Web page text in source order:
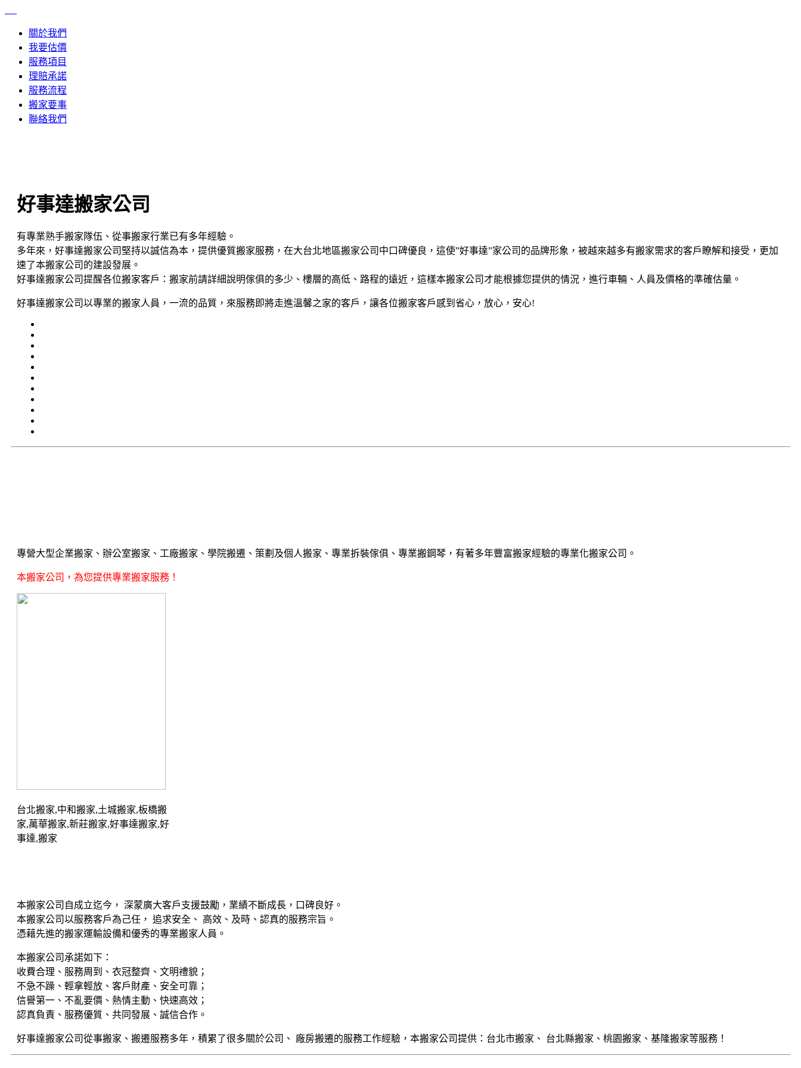
關於我們
我要估價
服務項目
理賠承諾
服務流程
搬家要事
聯絡我們
好事達搬家公司
有專業熟手搬家隊伍、從事搬家行業已有多年經驗。
多年來，好事達搬家公司堅持以誠信為本，提供優質搬家服務，在大台北地區搬家公司中口碑優良，這使”好事達”家公司的品牌形象，被越來越多有搬家需求的客戶瞭解和接受，更加
速了本搬家公司的建設發展。
好事達搬家公司提醒各位搬家客戶：搬家前請詳細說明傢俱的多少、樓層的高低、路程的遠近，這樣本搬家公司才能根據您提供的情況，進行車輛、人員及價格的準確估量。
好事達搬家公司以專業的搬家人員，一流的品質，來服務即將走進溫馨之家的客戶，讓各位搬家客戶感到省心，放心，安心!
專營大型企業搬家、辦公室搬家、工廠搬家、學院搬遷、策劃及個人搬家、 專業拆裝傢俱、專業搬鋼琴，有著多年豐富搬家經驗的專業化搬家公司。
本搬家公司，為您提供專業搬家服務！
台北搬家,中和搬家,土城搬家,板橋搬
家,萬華搬家,新莊搬家,好事達搬家,好
事達,搬家
本搬家公司自成立迄今， 深蒙廣大客戶支援鼓勵，業績不斷成長，口碑良好。
本搬家公司以服務客戶為己任， 追求安全、 高效、及時、認真的服務宗旨。
憑藉先進的搬家運輸設備和優秀的專業搬家人員。
本搬家公司承諾如下：
收費合理、服務周到、衣冠整齊、文明禮貌；
不急不躁、輕拿輕放、客戶財產、安全可靠；
信譽第一、不亂要價、熱情主動、快速高效；
認真負責、服務優質、共同發展、誠信合作。
好事達搬家公司從事搬家、搬遷服務多年，積累了很多關於公司、 廠房搬遷的服務工作經驗， 本搬家公司提供：台北市搬家、 台北縣搬家、桃園搬家、基隆搬家等服務！